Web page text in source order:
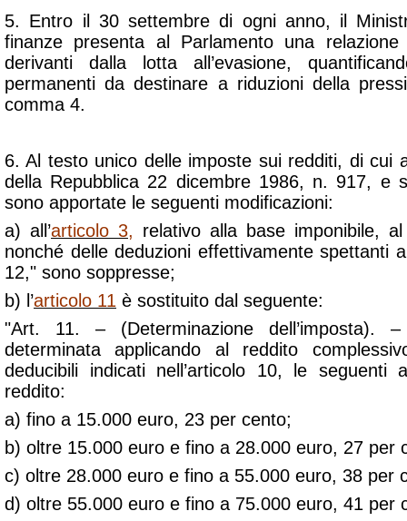
5. Entro il 30 settembre di ogni anno, il
finanze presenta al Parlamento una
derivanti dalla lotta all’evasione,
permanenti da destinare a riduzioni della
comma 4.
6. Al testo unico delle imposte sui redditi, di cui
della Repubblica 22 dicembre 1986, n. 917, e
sono apportate le seguenti modificazioni:
a) all’articolo 3, relativo alla base imponibile,
nonché delle deduzioni effettivamente spettanti
12," sono soppresse;
b) l’articolo 11 è sostituito dal seguente:
"Art. 11. – (Determinazione dell’imposta).
determinata applicando al reddito
deducibili indicati nell’articolo 10, le seguenti
reddito:
a) fino a 15.000 euro, 23 per cento;
b) oltre 15.000 euro e fino a 28.000 euro, 27 per
c) oltre 28.000 euro e fino a 55.000 euro, 38 per
d) oltre 55.000 euro e fino a 75.000 euro, 41 per